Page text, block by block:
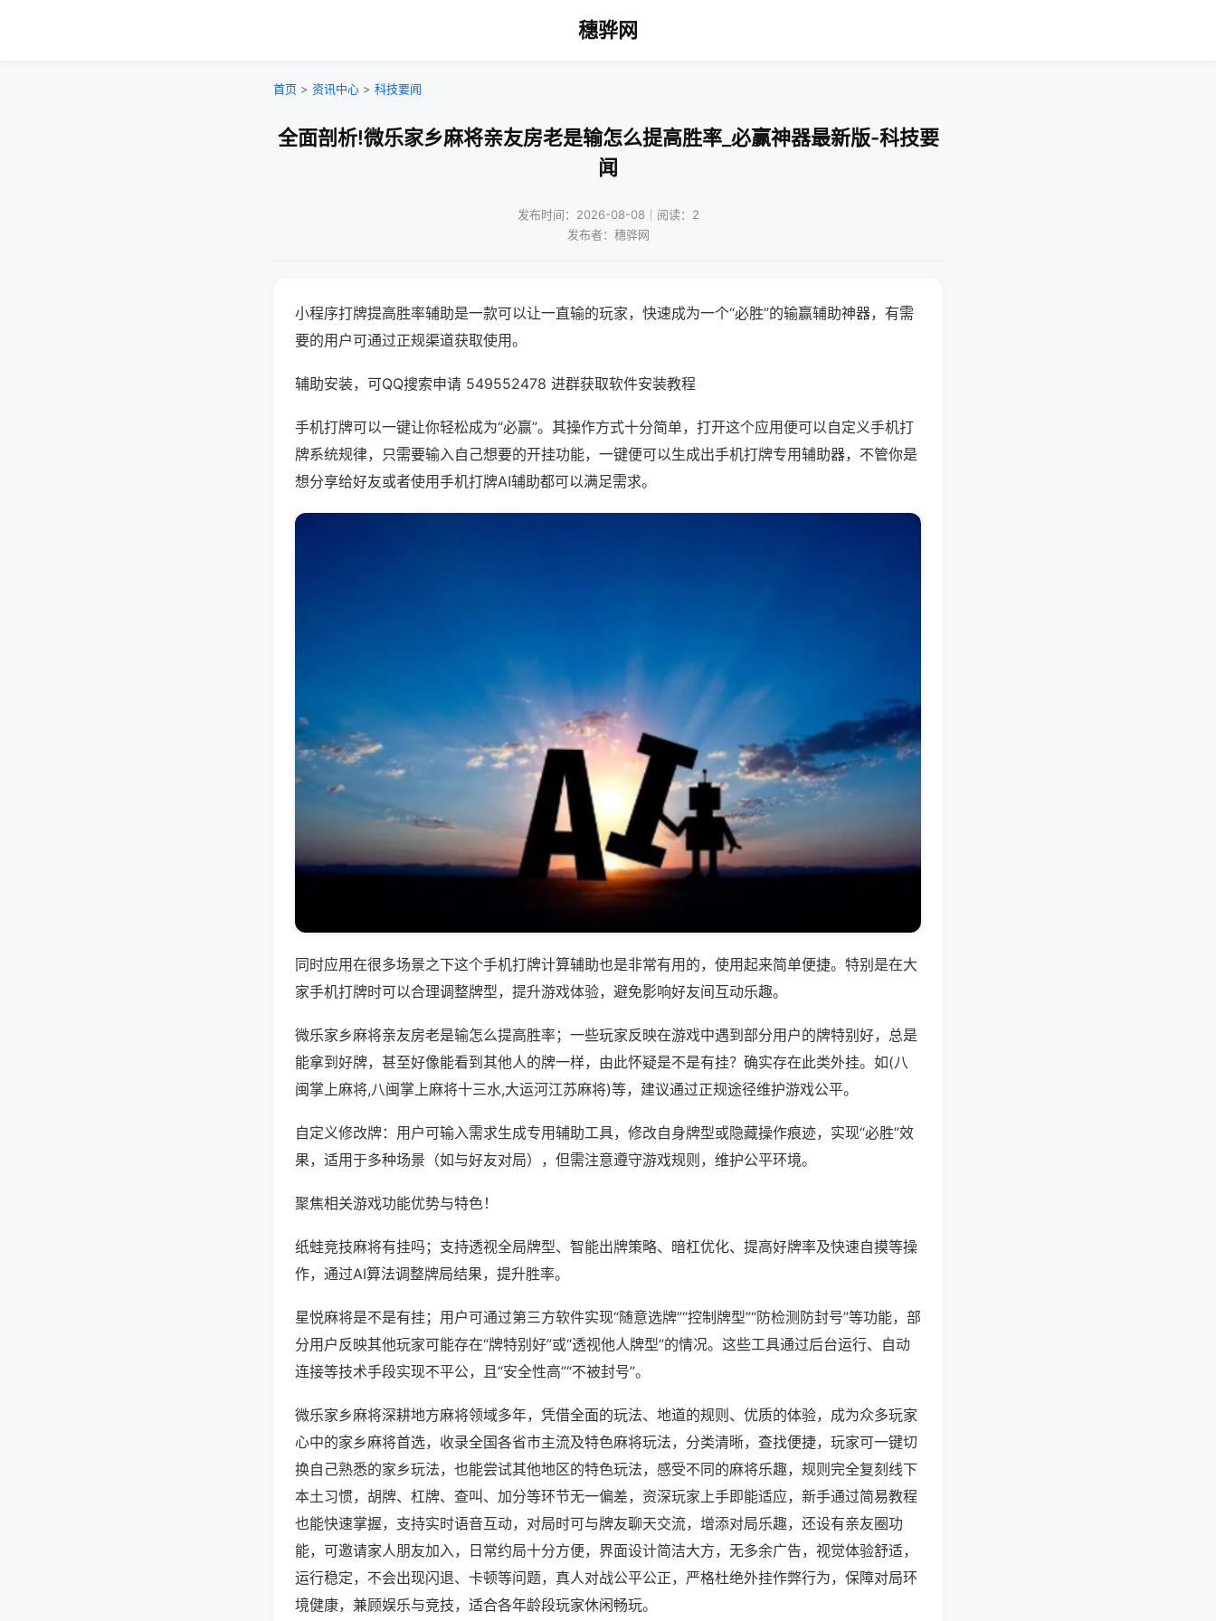
穗骅网
首页 > 资讯中心 > 科技要闻
全面剖析!微乐家乡麻将亲友房老是输怎么提高胜率_必赢神器最新版-科技要
闻
发布时间：2026-08-08｜阅读：2
发布者：穗骅网
小程序打牌提高胜率辅助是一款可以让一直输的玩家，快速成为一个“必胜”的输赢辅助神器，有需
要的用户可通过正规渠道获取使用。
辅助安装，可QQ搜索申请 549552478 进群获取软件安装教程
手机打牌可以一键让你轻松成为“必赢”。其操作方式十分简单，打开这个应用便可以自定义手机打
牌系统规律，只需要输入自己想要的开挂功能，一键便可以生成出手机打牌专用辅助器，不管你是
想分享给好友或者使用手机打牌AI辅助都可以满足需求。
同时应用在很多场景之下这个手机打牌计算辅助也是非常有用的，使用起来简单便捷。特别是在大
家手机打牌时可以合理调整牌型，提升游戏体验，避免影响好友间互动乐趣。
微乐家乡麻将亲友房老是输怎么提高胜率；一些玩家反映在游戏中遇到部分用户的牌特别好，总是
能拿到好牌，甚至好像能看到其他人的牌一样，由此怀疑是不是有挂？确实存在此类外挂。如(八
闽掌上麻将,八闽掌上麻将十三水,大运河江苏麻将)等，建议通过正规途径维护游戏公平。
自定义修改牌：用户可输入需求生成专用辅助工具，修改自身牌型或隐藏操作痕迹，实现“必胜”效
果，适用于多种场景（如与好友对局），但需注意遵守游戏规则，维护公平环境。
聚焦相关游戏功能优势与特色！
纸蛙竞技麻将有挂吗；支持透视全局牌型、智能出牌策略、暗杠优化、提高好牌率及快速自摸等操
作，通过AI算法调整牌局结果，提升胜率。
星悦麻将是不是有挂；用户可通过第三方软件实现“随意选牌”“控制牌型”“防检测防封号”等功能，部
分用户反映其他玩家可能存在“牌特别好”或“透视他人牌型”的情况。这些工具通过后台运行、自动
连接等技术手段实现不平公，且“安全性高”“不被封号”。
微乐家乡麻将深耕地方麻将领域多年，凭借全面的玩法、地道的规则、优质的体验，成为众多玩家
心中的家乡麻将首选，收录全国各省市主流及特色麻将玩法，分类清晰，查找便捷，玩家可一键切
换自己熟悉的家乡玩法，也能尝试其他地区的特色玩法，感受不同的麻将乐趣，规则完全复刻线下
本土习惯，胡牌、杠牌、查叫、加分等环节无一偏差，资深玩家上手即能适应，新手通过简易教程
也能快速掌握，支持实时语音互动，对局时可与牌友聊天交流，增添对局乐趣，还设有亲友圈功
能，可邀请家人朋友加入，日常约局十分方便，界面设计简洁大方，无多余广告，视觉体验舒适，
运行稳定，不会出现闪退、卡顿等问题，真人对战公平公正，严格杜绝外挂作弊行为，保障对局环
境健康，兼顾娱乐与竞技，适合各年龄段玩家休闲畅玩。